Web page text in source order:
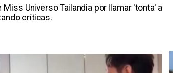
Universo Tailandia por llamar 'tonta' a
críticas.